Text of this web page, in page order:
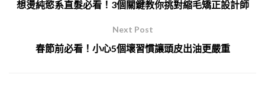
想燙純慾系直髮必看！3個關鍵教你挑對縮毛矯正設計師
Next Post
春節前必看！小心5個壞習慣讓頭皮出油更嚴重